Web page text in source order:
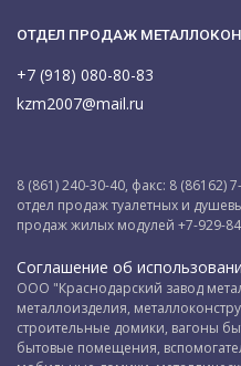
ОТДЕЛ ПРОДАЖ
+7 (918) 080-80-83
kzm2007@mail.ru
8 (861) 240-30-40, факс: 8 (86162)
отдел продаж туалетных и
продаж жилых модулей +7-929-
Соглашение об
ООО "Краснодарский завод
металлоизделия,
строительные домики, вагоны
бытовые помещения,